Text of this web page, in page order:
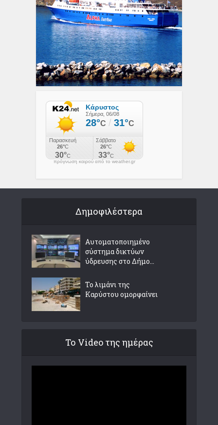
πρόγνωση καιρού από το weather.gr
Δημοφιλέστερα
Αυτοματοποιημένο
σύστημα δικτύων
ύδρευσης στο Δήμο...
Το λιμάνι της
Καρύστου ομορφαίνει
Το Video της ημέρας